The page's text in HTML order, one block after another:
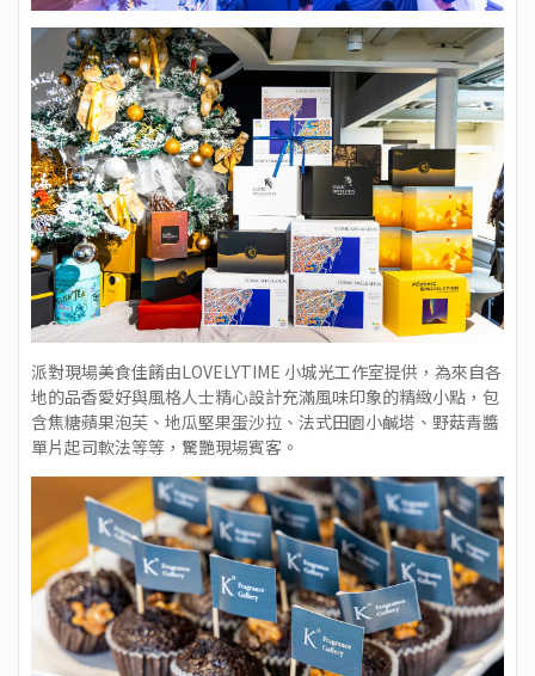
派對現場美食佳餚由LOVELYTIME 小城光工作室提供，為來自各
地的品香愛好與風格人士精心設計充滿風味印象的精緻小點，包
含焦糖蘋果泡芙、地瓜堅果蛋沙拉、法式田園小鹹塔、野菇青醬
單片起司軟法等等，驚艷現場賓客。